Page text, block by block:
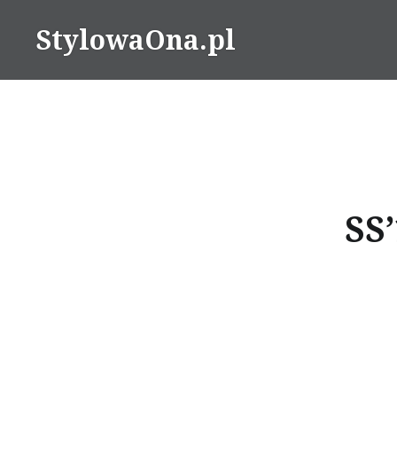
StylowaOna.pl